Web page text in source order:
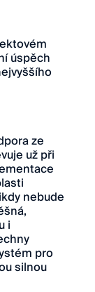
úspěch
ze
už při
nebude
i
pro
silnou